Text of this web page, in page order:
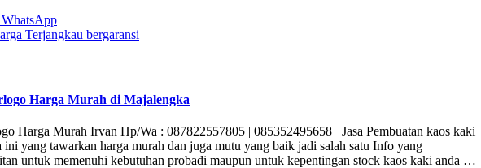
WhatsApp
Terjangkau bergaransi
Harga Murah di Majalengka
Harga Murah Irvan Hp/Wa : 087822557805 | 085352495658 Jasa Pembuatan kaos kaki
yang tawarkan harga murah dan juga mutu yang baik jadi salah satu Info yang
untuk memenuhi kebutuhan probadi maupun untuk kepentingan stock kaos kaki anda …